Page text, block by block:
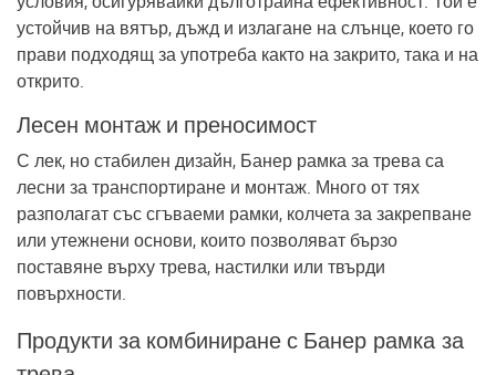
устойчив на вятър, дъжд и излагане на слънце, което го
прави подходящ за употреба както на закрито, така и на
открито.
Лесен монтаж и преносимост
С лек, но стабилен дизайн, Банер рамка за трева са
лесни за транспортиране и монтаж. Много от тях
разполагат със сгъваеми рамки, колчета за закрепване
или утежнени основи, които позволяват бързо
поставяне върху трева, настилки или твърди
повърхности.
Продукти за комбиниране с Банер рамка за